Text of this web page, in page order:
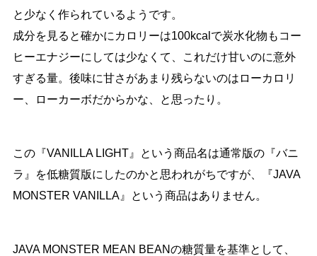
と少なく作られているようです。
成分を見ると確かにカロリーは100kcalで炭水化物もコー
ヒーエナジーにしては少なくて、これだけ甘いのに意外
すぎる量。後味に甘さがあまり残らないのはローカロリ
ー、ローカーボだからかな、と思ったり。
この『VANILLA LIGHT』という商品名は通常版の『バニ
ラ』を低糖質版にしたのかと思われがちですが、『JAVA
MONSTER VANILLA』という商品はありません。
JAVA MONSTER MEAN BEANの糖質量を基準として、